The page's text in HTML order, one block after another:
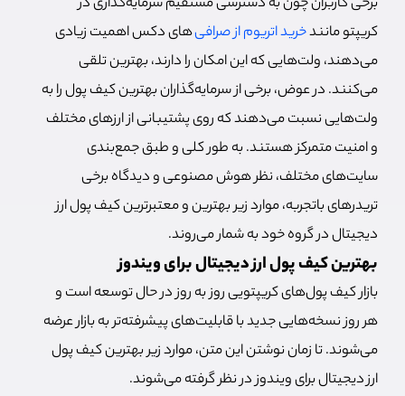
کریپتو مانندخرید اتریوم از صرافیهای دکس اهمیت زیادی
می‌دهند، ولت‌هایی که این امکان را دارند، بهترین تلقی
می‌کنند. در عوض، برخی از سرمایه‌گذاران بهترین کیف پول را به
ولت‌هایی نسبت می‌دهند که روی پشتیبانی از ارزهای مختلف
و امنیت متمرکز هستند. به طور کلی و طبق جمع‌بندی
سایت‌های مختلف، نظر هوش مصنوعی و دیدگاه برخی
تریدرهای باتجربه، موارد زیر بهترین و معتبرترین کیف پول ارز
دیجیتال در گروه خود به شمار می‌روند.
بهترین کیف پول ارز دیجیتال برای ویندوز
بازار کیف پول‌های کریپتویی روز به روز در حال توسعه است و
هر روز نسخه‌هایی جدید با قابلیت‌های پیشرفته‌تر به بازار عرضه
می‌شوند. تا زمان نوشتن این متن، موارد زیر بهترین کیف پول
ارز دیجیتال برای ویندوز در نظر گرفته می‌شوند.